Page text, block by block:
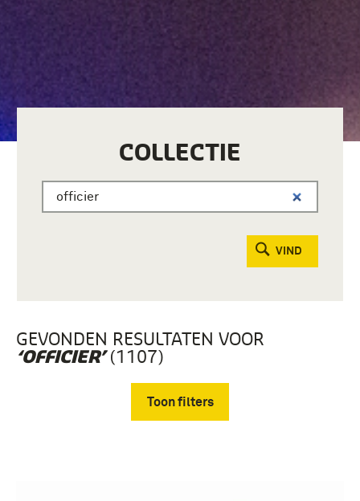
COLLECTIE
VIND
GEVONDEN RESULTATEN VOOR
‘OFFICIER’(1107)
Toon filters